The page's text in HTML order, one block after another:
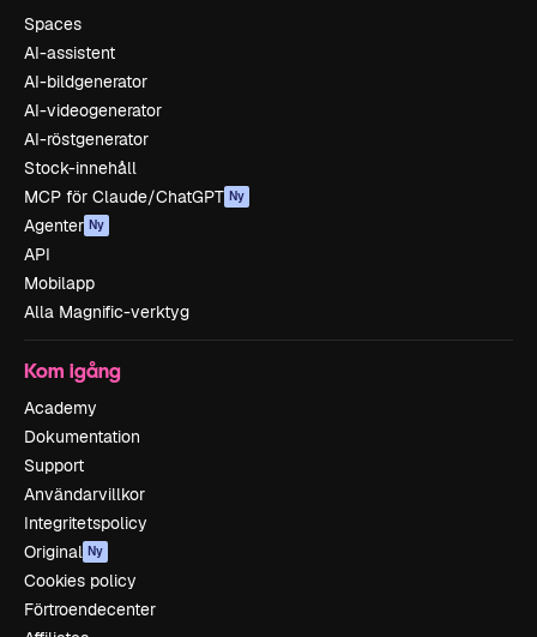
Spaces
AI-assistent
AI-bildgenerator
AI-videogenerator
AI-röstgenerator
Stock-innehåll
MCP för Claude/ChatGPT Ny
Agenter Ny
API
Mobilapp
Alla Magnific-verktyg
Kom igång
Academy
Dokumentation
Support
Användarvillkor
Integritetspolicy
Original Ny
Cookies policy
Förtroendecenter